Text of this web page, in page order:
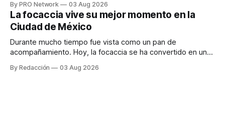
para los textos, alguien que supiera de publicidad digital
para encontrar prospectos, un vendedor para atender
llamadas y mensajes, y —con suerte— una persona
By PRO Network 03 Aug 2026
La focaccia vive su mejor momento en la
Ciudad de México
Durante mucho tiempo fue vista como un pan de
acompañamiento. Hoy, la focaccia se ha convertido en uno
artesanal, ingredientes de calidad y experiencias que
By Redacción 03 Aug 2026